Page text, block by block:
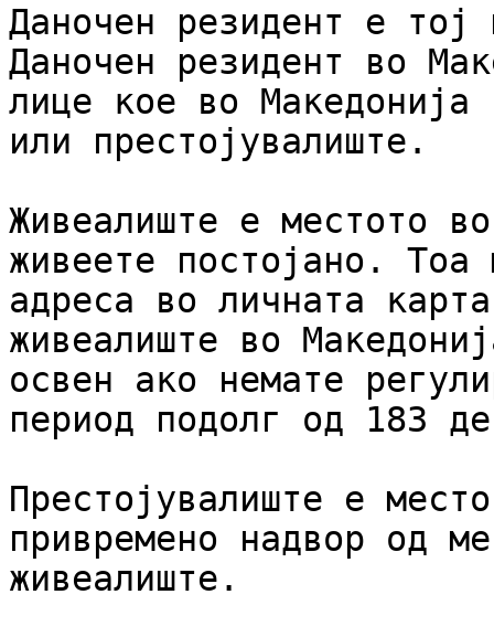
Даночен резидент е
Даночен резидент во
лице кое во Македонија
или престојувалиште.
Живеалиште е местото
живеете постојано.
адреса во личната
живеалиште во
освен ако немате
период подолг од 183
Престојувалиште е
привремено надвор од
живеалиште.